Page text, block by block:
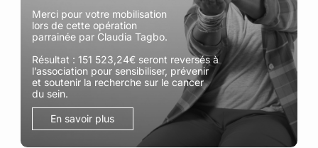
Merci pour votre mobilisation
lors de cette opération
parrainée par Claudia Tagbo.​
Résultat : 151 523,24€ seront reversés à
l’association pour sensibiliser, prévenir
et soutenir la recherche sur le cancer
du sein.
En savoir plus